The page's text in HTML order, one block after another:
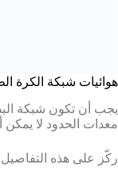
هوائيات شبكة الكرة
يجب أن تكون شبكة
معدات الحدود لا يمكن
ركّز على هذه